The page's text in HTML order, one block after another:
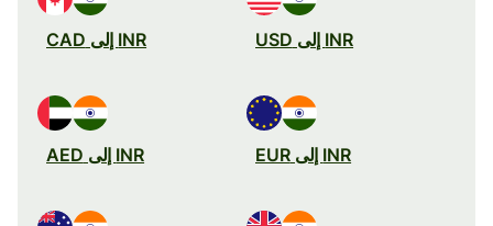
INR إلى USD INR إلى CAD
INR إلى EUR INR إلى AED